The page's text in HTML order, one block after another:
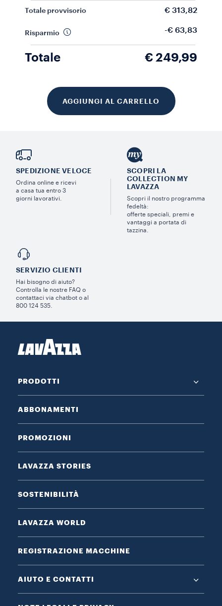
Totale provvisorio € 313,82
Risparmio -€ 63,83
Totale € 249,99
AGGIUNGI AL CARRELLO
SPEDIZIONE VELOCE
Ordina online e ricevi
a casa tua entro 3
giorni lavorativi.
SCOPRI LA
COLLECTION MY
LAVAZZA
Scopri il nostro programma
fedeltà:
offerte speciali, premi e
vantaggi a portata di
tazzina.
SERVIZIO CLIENTI​
Hai bisogno di aiuto?​
Controlla le nostre FAQ o
contattaci via chatbot o al
800 124 535.
PRODOTTI
ABBONAMENTI
PROMOZIONI
LAVAZZA STORIES
SOSTENIBILITÀ
LAVAZZA WORLD
REGISTRAZIONE MACCHINE
AIUTO E CONTATTI